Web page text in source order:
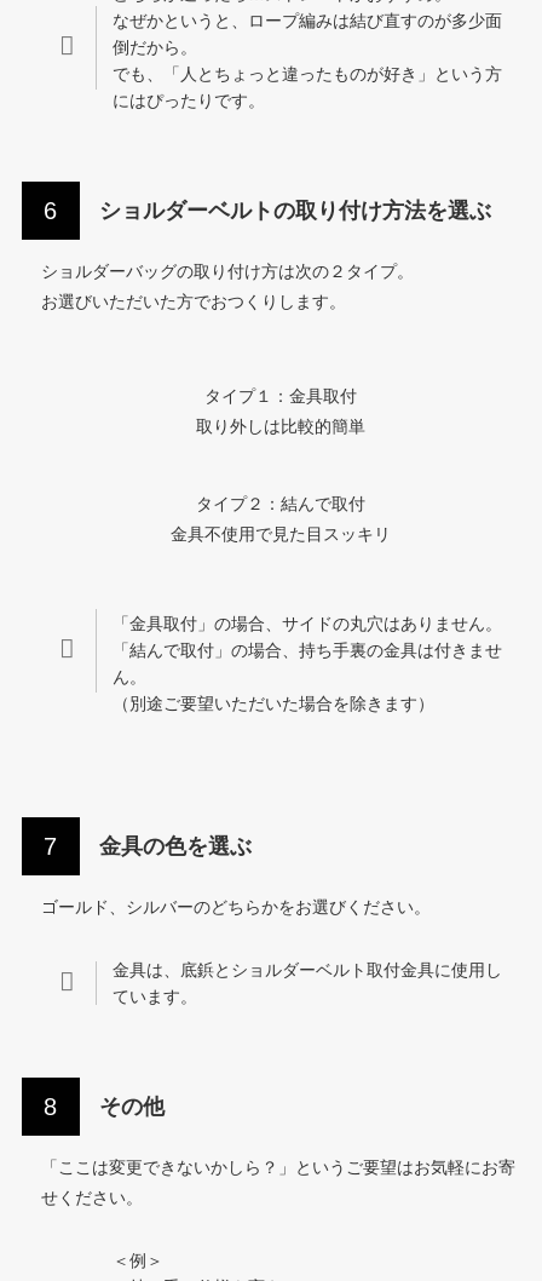
なぜかというと、ロープ編みは結び直すのが多少面
倒だから。
でも、「人とちょっと違ったものが好き」という方
にはぴったりです。
ショルダーベルトの取り付け方法を選ぶ
ショルダーバッグの取り付け方は次の２タイプ。
お選びいただいた方でおつくりします。
タイプ１：金具取付
取り外しは比較的簡単
タイプ２：結んで取付
金具不使用で見た目スッキリ
「金具取付」の場合、サイドの丸穴はありません。
「結んで取付」の場合、持ち手裏の金具は付きませ
ん。
（別途ご要望いただいた場合を除きます）
金具の色を選ぶ
ゴールド、シルバーのどちらかをお選びください。
金具は、底鋲とショルダーベルト取付金具に使用し
ています。
その他
「ここは変更できないかしら？」というご要望はお気軽にお寄
せください。
＜例＞